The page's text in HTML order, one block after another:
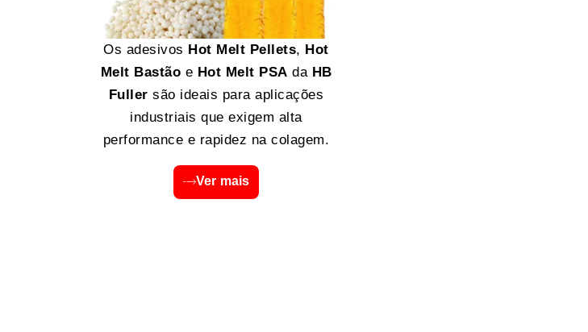
Os adesivos Hot Melt Pellets, Hot
Melt Bastão e Hot Melt PSA da HB
Fuller são ideais para aplicações
industriais que exigem alta
performance e rapidez na colagem.
Ver mais